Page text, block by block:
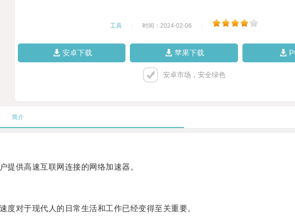
工具 时间：2024-02-06
安卓下载 苹果下载
安卓市场，安全绿色
简介
供高速互联网连接的网络加速器。
对于现代人的日常生活和工作已经变得至关重要。